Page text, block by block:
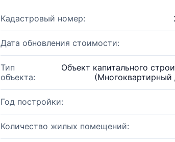
Кадастровый номер:
Дата обновления стоимости:
Тип
объекта:
Объект капитального
Год постройки:
Количество жилых помещений: